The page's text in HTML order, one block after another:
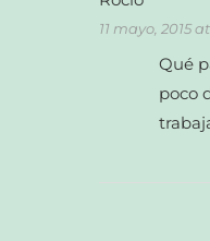
11 mayo, 2015
Qué
poco